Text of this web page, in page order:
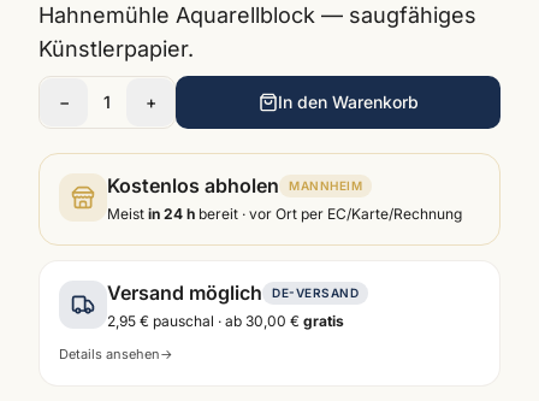
Hahnemühle Aquarellblock — saugfähiges
Künstlerpapier.
− 1 + In den Warenkorb
Kostenlos abholen MANNHEIM
Meist in 24 h bereit · vor Ort per EC/Karte/Rechnung
Versand möglich DE-VERSAND
2,95 € pauschal · ab 30,00 € gratis
Details ansehen→